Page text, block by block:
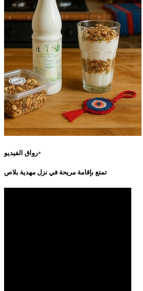
رواق الفيديو+
تمتع بإقامة مريحة في نزل مهدية بلاص